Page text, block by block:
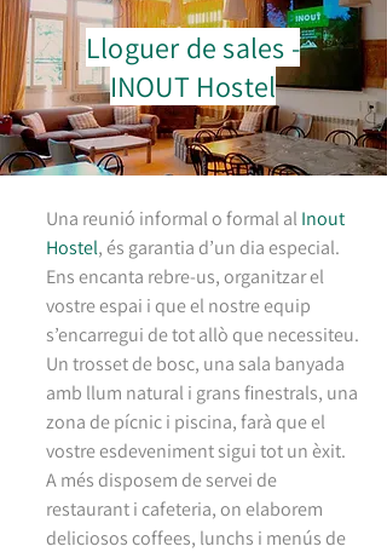
Lloguer de sales -
INOUT Hostel
Una reunió informal o formal alInout
Hostel, és garantia d’un dia especial.
Ens encanta rebre-us, organitzar el
vostre espai i que el nostre equip
s’encarregui de tot allò que necessiteu.
Un trosset de bosc, una sala banyada
amb llum natural i grans finestrals, una
zona de pícnic i piscina, farà que el
vostre esdeveniment sigui tot un èxit.
A més disposem de servei de
restaurant i cafeteria, on elaborem
deliciosos coffees, lunchs i menús de